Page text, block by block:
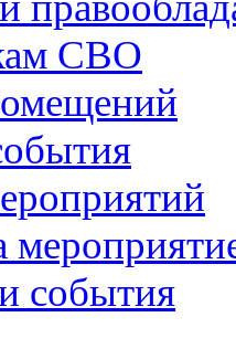
СВО
события